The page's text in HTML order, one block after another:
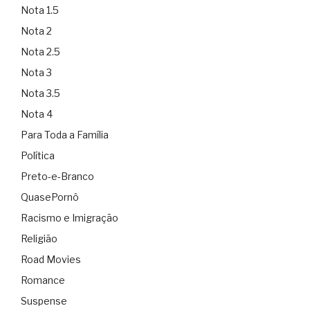
Nota 1.5
Nota 2
Nota 2.5
Nota 3
Nota 3.5
Nota 4
Para Toda a Família
Política
Preto-e-Branco
QuasePornô
Racismo e Imigração
Religião
Road Movies
Romance
Suspense